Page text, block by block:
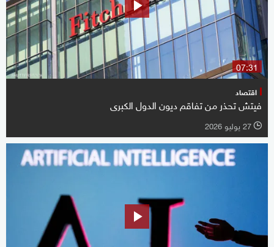
07:31
اقتصاد
فيتش تحذر من تفاقم ديون الدول الكبرى
l 27 يوليو 2026